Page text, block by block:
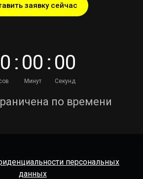
заявку сейчас
0 : 00
Минут
: 00
Секунд
по времени
персональных
данных